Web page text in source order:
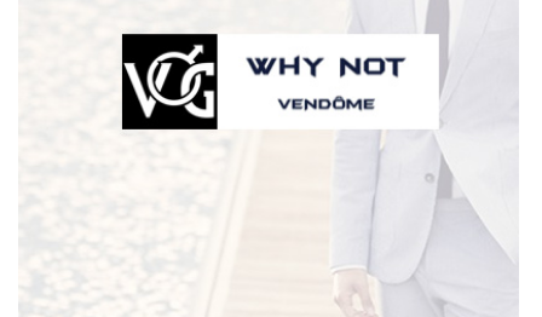
ACCUEIL
Une